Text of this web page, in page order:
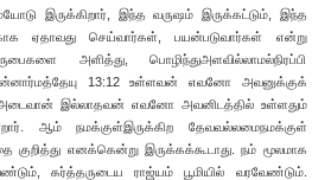
இருக்கிறார், இந்த வருஷம் இருக்கட்டும், இந்த
ஏதாவது செய்வார்கள், பயன்படுவார்கள் என்று
அளித்து, பொழிந்துஅளவில்லாமல்நிரப்பி
13:12 உள்ளவன் எவனோ அவனுக்குக்
அடைவான் இல்லாதவன் எவனோ அவனிடத்தில் உள்ளதும்
ஆம் நமக்குள்இருக்கிற தேவவல்லமைநமக்குள்
குறித்து எனக்கென்று இருக்கக்கூடாது. நம் மூலமாக
கர்த்தருடைய ராஜ்யம் பூமியில் வரவேண்டும்.